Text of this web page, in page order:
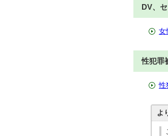
DV、
女
性犯罪
性
よ